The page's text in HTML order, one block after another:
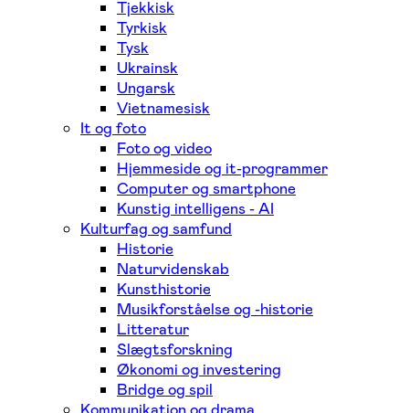
Tjekkisk
Tyrkisk
Tysk
Ukrainsk
Ungarsk
Vietnamesisk
It og foto
Foto og video
Hjemmeside og it-programmer
Computer og smartphone
Kunstig intelligens - AI
Kulturfag og samfund
Historie
Naturvidenskab
Kunsthistorie
Musikforståelse og -historie
Litteratur
Slægtsforskning
Økonomi og investering
Bridge og spil